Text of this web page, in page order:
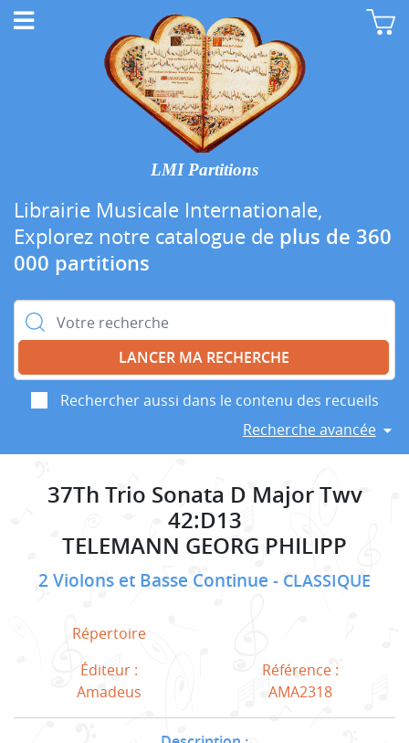
LMI Partitions
Librairie Musicale Internationale,
Explorez notre catalogue de plus de 360
000 partitions
Rechercher :
Rechercher aussi dans le contenu des recueils
Recherche avancée
37Th Trio Sonata D Major Twv
42:D13
TELEMANN GEORG PHILIPP
2 Violons et Basse Continue CLASSIQUE
Répertoire
Éditeur :
Amadeus
Référence :
AMA2318